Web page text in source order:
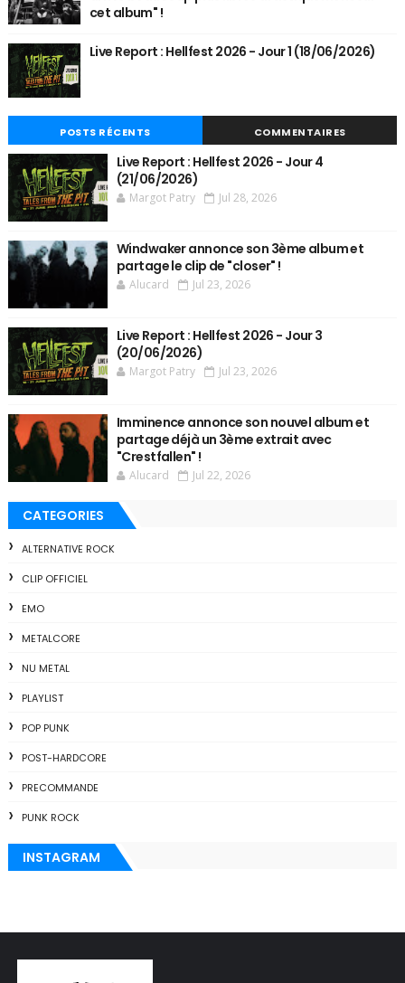
cet album" !
Live Report : Hellfest 2026 - Jour 1 (18/06/2026)
POSTS RÉCENTS COMMENTAIRES
Live Report : Hellfest 2026 - Jour 4
(21/06/2026)
Margot Patry Jul 28, 2026
Windwaker annonce son 3ème album et
partage le clip de "closer" !
Alucard Jul 23, 2026
Live Report : Hellfest 2026 - Jour 3
(20/06/2026)
Margot Patry Jul 23, 2026
Imminence annonce son nouvel album et
partage déjà un 3ème extrait avec
"Crestfallen" !
Alucard Jul 22, 2026
CATEGORIES
ALTERNATIVE ROCK
CLIP OFFICIEL
EMO
METALCORE
NU METAL
PLAYLIST
POP PUNK
POST-HARDCORE
PRECOMMANDE
PUNK ROCK
INSTAGRAM